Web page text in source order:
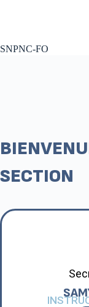
SNPNC-FO
SECTION